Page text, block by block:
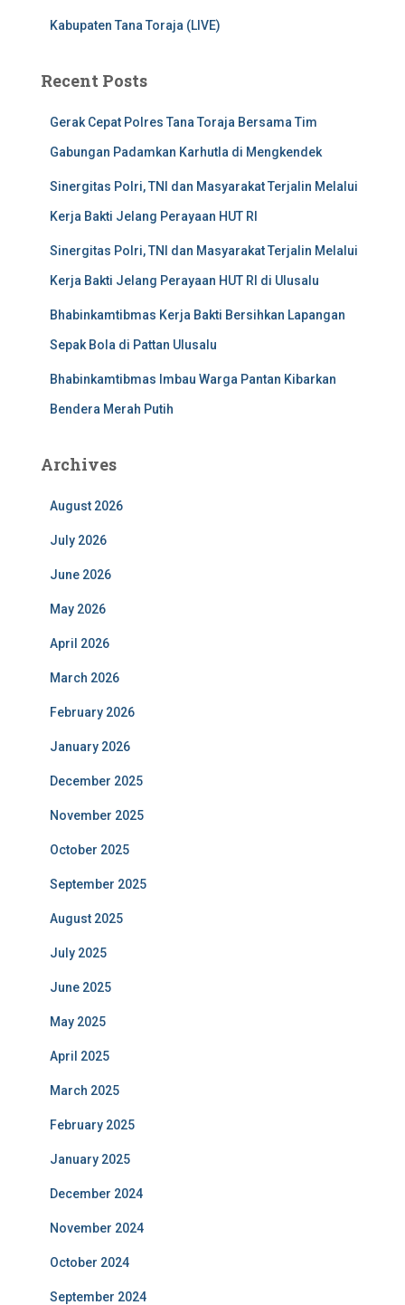
Kabupaten Tana Toraja (LIVE)
Recent Posts
Gerak Cepat Polres Tana Toraja Bersama Tim
Gabungan Padamkan Karhutla di Mengkendek
Sinergitas Polri, TNI dan Masyarakat Terjalin Melalui
Kerja Bakti Jelang Perayaan HUT RI
Sinergitas Polri, TNI dan Masyarakat Terjalin Melalui
Kerja Bakti Jelang Perayaan HUT RI di Ulusalu
Bhabinkamtibmas Kerja Bakti Bersihkan Lapangan
Sepak Bola di Pattan Ulusalu
Bhabinkamtibmas Imbau Warga Pantan Kibarkan
Bendera Merah Putih
Archives
August 2026
July 2026
June 2026
May 2026
April 2026
March 2026
February 2026
January 2026
December 2025
November 2025
October 2025
September 2025
August 2025
July 2025
June 2025
May 2025
April 2025
March 2025
February 2025
January 2025
December 2024
November 2024
October 2024
September 2024